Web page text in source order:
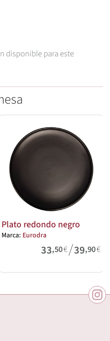
disponible para este
Plato redondo negro
Marca: Eurodra
33,50€/39,90€